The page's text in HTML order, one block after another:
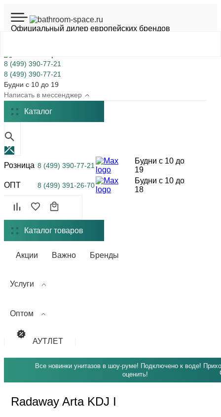
Официальный дилер европейских брендов
8 (499) 390-77-21
8 (499) 390-77-21
Будни с 10 до 19
Написать в мессенджер
Каталог
Розница 8 (499) 390-77-21
Будни с 10 до
19
ОПТ
8 (499) 391-26-70
Будни с 10 до
18
Каталог товаров
Акции Важно Бренды
Услуги
Оптом
АУТЛЕТ
Все новинки унитазов в шоу-руме! Подключено к воде!
оценить!
Radaway Arta KDJ I